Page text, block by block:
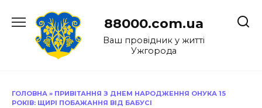
до
88000.com.ua
Ваш провідник у житті
Ужгорода
ГОЛОВНА » ПРИВІТАННЯ З ДНЕМ НАРОДЖЕННЯ ОНУКА 15
РОКІВ: ЩИРІ ПОБАЖАННЯ ВІД БАБУСІ